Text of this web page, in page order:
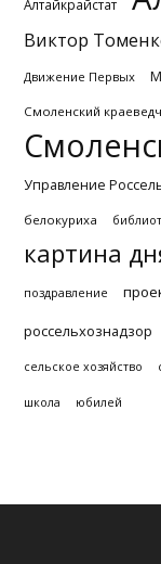
Алтайкрайстат
Виктор
Движение Первых
Смоленский
Управление
белокуриха
картина
поздравление
россельхознадзор
сельское хозяйство
школа юбилей